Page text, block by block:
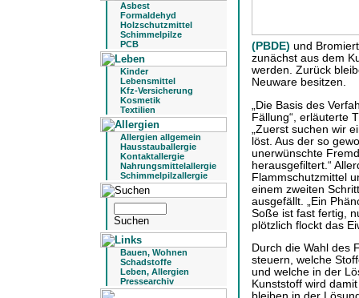
Asbest
Formaldehyd
Holzschutzmittel
Schimmelpilze
PCB
Kinder
Lebensmittel
Kfz-Versicherung
Kosmetik
Textilien
Allergien allgemein
Hausstauballergie
Kontaktallergie
Nahrungsmittelallergie
Schimmelpilzallergie
Bauen, Wohnen
Schadstoffe
Leben, Allergien
Pressearchiv
(PBDE) und
zunächst aus dem
werden. Zurück
Neuware besitzen.
„Die Basis des
Fällung“, erläuterte
„Zuerst suchen wir
löst. Aus der so
unerwünschte
herausgefiltert.“
Flammschutzmittel
einem zweiten
ausgefällt. „Ein
Soße ist fast fertig,
plötzlich flockt das
Durch die Wahl des
steuern, welche
und welche in der
Kunststoff wird